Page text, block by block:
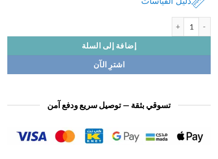
إضافة إلى السلة
اشترِ الآن
تسوقي بثقة — توصيل سريع ودفع آمن